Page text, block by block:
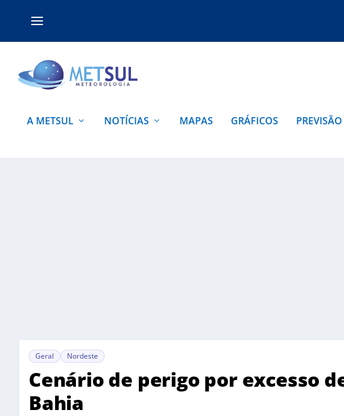
A METSUL NOTÍCIAS MAPAS GRÁFICOS PREVISÃO
Geral Nordeste
Cenário de perigo por excesso
Bahia